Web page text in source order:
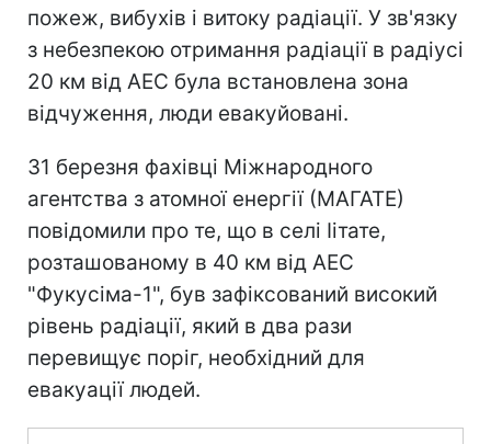
пожеж, вибухів і витоку радіації. У зв'язку
з небезпекою отримання радіації в радіусі
20 км від АЕС була встановлена зона
відчуження, люди евакуйовані.
31 березня фахівці Міжнародного
агентства з атомної енергії (МАГАТЕ)
повідомили про те, що в селі Іітате,
розташованому в 40 км від АЕС
"Фукусіма-1", був зафіксований високий
рівень радіації, який в два рази
перевищує поріг, необхідний для
евакуації людей.